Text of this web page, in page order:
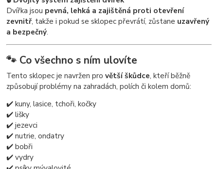
Dvířka jsou pevná, lehká a zajištěná proti otevření
zevnitř, takže i pokud se sklopec převrátí, zůstane uzavřený
a bezpečný.
🐾 Co všechno s ním ulovíte
Tento sklopec je navržen provětší škůdce, kteří běžně
způsobují problémy na zahradách, polích či kolem domů:
✔️ kuny, lasice, tchoři, kočky
✔️ lišky
✔️ jezevci
✔️ nutrie, ondatry
✔️ bobři
✔️ vydry